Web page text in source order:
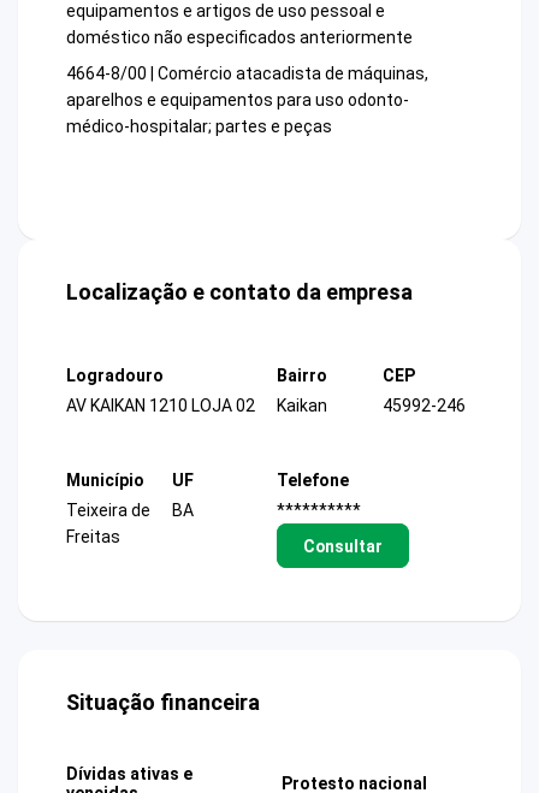
equipamentos e artigos de uso pessoal e
doméstico não especificados anteriormente
4664-8/00 | Comércio atacadista de máquinas,
aparelhos e equipamentos para uso odonto-
médico-hospitalar; partes e peças
Localização e contato da empresa
Logradouro
AV KAIKAN 1210 LOJA 02
Bairro
Kaikan
CEP
45992-246
Município
Teixeira de
Freitas
UF
BA
Telefone
**********
Consultar
Situação financeira
Dívidas ativas e
Protesto nacional